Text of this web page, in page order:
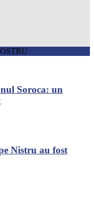
Soroca: un
Nistru au fost